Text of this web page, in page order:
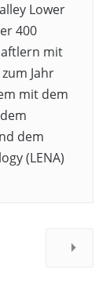
Lower
400
mit
Jahr
mit dem
dem
(LENA)